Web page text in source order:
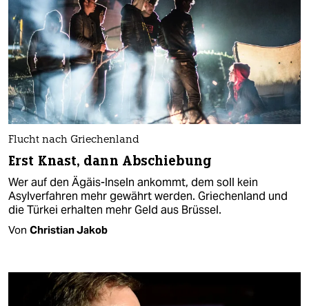
Flucht nach Griechenland
Erst Knast, dann Abschiebung
Wer auf den Ägäis-Inseln ankommt, dem soll kein
Asylverfahren mehr gewährt werden. Griechenland und
die Türkei erhalten mehr Geld aus Brüssel.
Von Christian Jakob